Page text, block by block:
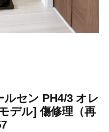
ルセン PH4/3 オレ
デル] 傷修理（再